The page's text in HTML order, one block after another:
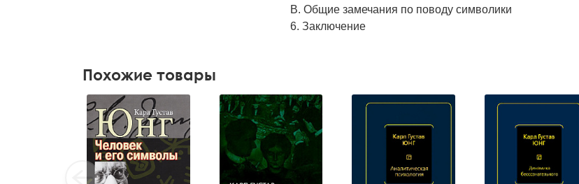
B. Общие замечания по поводу символики
6. Заключение
Похожие товары